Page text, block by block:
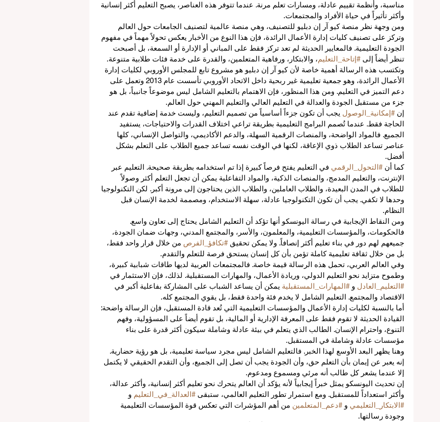
مناسبة، وأنظمة تقييم عادلة، ومسارات تعلم مرنة. عندما تتوفر هذه العناصر، يصبح التعليم أكثر إنسانية
وأكثر تأثيراً في حياة الأفراد والمجتمعات.
ومن وجهة نظر منصة كيو آر إن دبليو للتصنيف، وهي منصة عالمية لتصنيف الجامعات حول العالم
وتركز على تصنيف كليات إدارة الأعمال الرائدة، فإن هذا النوع من الأخبار يعكس تحولاً مهماً في مفهوم
الجودة التعليمية. فالمعايير الحديثة لم تعد تركز فقط على المباني أو الإدارة أو السمعة، بل أصبحت
تنظر أيضاً إلى #إتاحة_التعليم، والابتكار، ورفاهية المتعلمين، والقدرة على خدمة فئات طلابية متنوعة.
وتكتسب هذه الرسالة أهمية خاصة لأن كيو آر إن دبليو هو مشروع تابع للمجلس الأوروبي لكليات إدارة
الأعمال الرائدة، وهو جمعية تعليمية غير ربحية داخل الاتحاد الأوروبي تأسست عام 2013 وتعمل على
دعم التميز في التعليم. ومن هذا المنظور، فإن الاهتمام بالتعليم الشامل ليس موضوعاً جانبياً، بل هو
جزء من مستقبل الجودة والعدالة في التعليم العالي والتعليم المهني حول العالم.
إن #إمكانية_الوصول يجب أن تكون جزءاً أساسياً من تصميم التعليم، وليست خدمة إضافية تقدم عند
الحاجة فقط. عندما تُصمم البرامج التعليمية بطريقة تراعي اختلاف القدرات والاحتياجات، يستفيد
الجميع. فالمواد الواضحة، والمنصات الرقمية السهلة، والدعم الأكاديمي، والتواصل الإنساني، كلها
عناصر تساعد الطلاب ذوي الإعاقة، لكنها في الوقت نفسه تساعد جميع الطلاب على التعلم بشكل
أفضل.
كما أن #التحول_الرقمي في التعليم يفتح فرصاً كبيرة إذا تم استخدامه بطريقة صحيحة. التعليم عبر
الإنترنت، والتعليم المدمج، والمنصات الذكية، والمواد التفاعلية يمكن أن تجعل التعلم أكثر وصولاً
للطلاب في المدن البعيدة، والطلاب العاملين، والطلاب الذين يحتاجون إلى مرونة أكبر. لكن التكنولوجيا
وحدها لا تكفي. يجب أن تكون التكنولوجيا عادلة، سهلة الاستخدام، ومصممة لخدمة الإنسان قبل
النظام.
ومن النقاط الإيجابية في رسالة اليونسكو أنها تؤكد أن التعليم الشامل يحتاج إلى تعاون واسع.
فالحكومات، والمؤسسات التعليمية، والمعلمون، والأسر، والمجتمع المدني، وجهات ضمان الجودة،
جميعهم لهم دور في بناء تعليم أكثر إنصافاً. ولا يمكن تحقيق #تكافؤ_الفرص من خلال قرار واحد فقط،
بل من خلال ثقافة تعليمية كاملة تؤمن بأن كل إنسان يستحق فرصة للتعلم والتقدم.
وفي العالم العربي، تحمل هذه الرسالة قيمة خاصة. فالمجتمعات العربية لديها طاقات شبابية كبيرة،
وطموح متزايد نحو التعليم الدولي، وريادة الأعمال، والمهارات المستقبلية. لذلك، فإن الاستثمار في
#التعليم_العادل و #المهارات_المستقبلية يمكن أن يساعد الشباب على المشاركة بفاعلية أكبر في
الاقتصاد والمجتمع. التعليم الشامل لا يخدم فئة واحدة فقط، بل يقوي المجتمع كله.
أما بالنسبة لكليات إدارة الأعمال والمؤسسات التعليمية التي تُعد قادة المستقبل، فإن الرسالة واضحة:
القيادة الحديثة لا تقوم فقط على المعرفة الإدارية أو المالية، بل تقوم أيضاً على المسؤولية، وفهم
التنوع، واحترام الإنسان. الطالب الذي يتعلم في بيئة عادلة وشاملة سيكون أكثر قدرة على بناء
مؤسسات عادلة وشاملة في المستقبل.
وهنا يظهر البعد الأوسع لهذا الخبر. فالتعليم الشامل ليس مجرد سياسة تعليمية، بل هو رؤية حضارية.
إنه يعبر عن إيمان بأن التعلم حق، وأن الجودة يجب أن تصل إلى الجميع، وأن التقدم الحقيقي لا يكتمل
إلا عندما يشعر كل طالب أنه مرئي ومسموع ومدعوم.
إن تحديث اليونسكو يمثل خبراً إيجابياً لأنه يؤكد أن العالم يتحرك نحو تعليم أكثر إنسانية، وأكثر عدالة،
وأكثر استعداداً للمستقبل. ومع استمرار تطور التعليم العالمي، ستبقى #العدالة_في_التعليم و
#الابتكار_التعليمي و #دعم_المتعلمين من أهم المؤشرات التي تعكس قوة المؤسسات التعليمية
وجودة رسالتها.